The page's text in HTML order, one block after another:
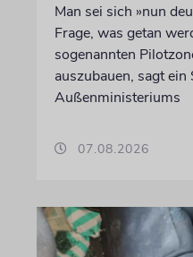
Man sei sich »nun
Frage, was getan
sogenannten
auszubauen, sagt
Außenministeriums
07.08.2026